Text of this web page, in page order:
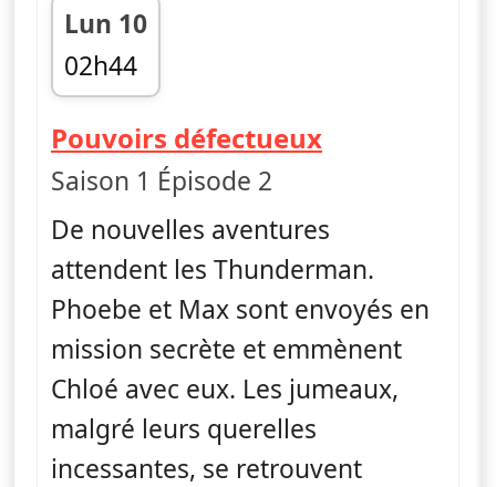
Lun 10
02h44
fin 03h08
Pouvoirs défectueux— The
Saison 1 Épisode 2
De nouvelles aventures
attendent les Thunderman.
Phoebe et Max sont envoyés en
mission secrète et emmènent
Chloé avec eux. Les jumeaux,
malgré leurs querelles
incessantes, se retrouvent